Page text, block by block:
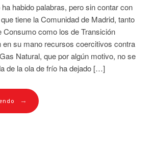
habido palabras, pero sin contar con
tiene la Comunidad de Madrid, tanto
Consumo como los de Transición
en su mano recursos coercitivos contra
Natural, que por algún motivo, no se
de la ola de frío ha dejado […]
→